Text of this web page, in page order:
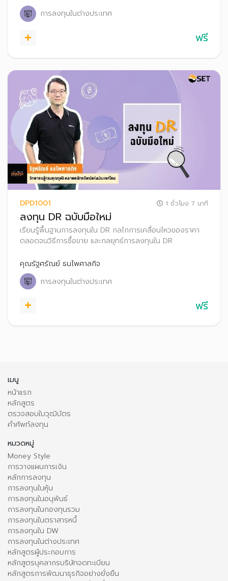
การลงทุนในต่างประเทศ
ฟรี
DPD1001 1 ชั่วโมง 7 นาที
ลงทุน DR ฉบับมือใหม่
เรียนรู้พื้นฐานการลงทุนใน DR กลไกการเคลื่อนไหวของราคา
ตลอดจนวิธีการซื้อขาย และกลยุทธ์การลงทุนใน DR
คุณรัฐศรัณย์ ธนไพศาลกิจ
การลงทุนในต่างประเทศ
ฟรี
เมนู
หน้าแรก
หลักสูตร
ตรวจสอบใบวุฒิบัตร
คำศัพท์ลงทุน
หมวดหมู่
Money Style
การวางแผนการเงิน
หลักการลงทุน
การลงทุนในหุ้น
การลงทุนในอนุพันธ์
การลงทุนในกองทุนรวม
การลงทุนในตราสารหนี้
การลงทุนใน DW
การลงทุนในต่างประเทศ
หลักสูตรผู้ประกอบการ
หลักสูตรบุคลากรบริษัทจดทะเบียน
หลักสูตรการพัฒนาธุรกิจอย่างยั่งยืน